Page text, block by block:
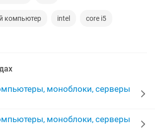
компьютер intel core i5
компьютер 8gb
моноблоки, серверы
моноблоки, серверы